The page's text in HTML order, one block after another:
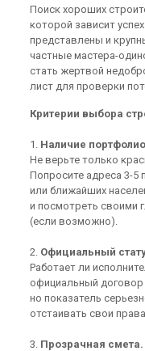
Поиск хороших
которой зависит
представлены и
частные мастера-
стать жертвой
лист для проверки
Критерии выбора
1. Наличие
Не верьте только
Попросите адреса 3-5
или ближайших
и посмотреть своими
(если возможно).
2. Официальный
Работает ли
официальный договор
но показатель
отстаивать свои
3. Прозрачная смета.